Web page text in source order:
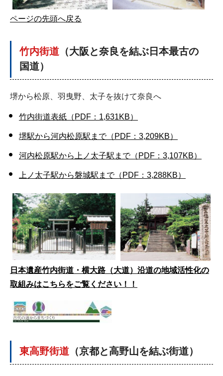
ページの先頭へ戻る
竹内街道 （大阪と奈良を結ぶ日本最古の
国道）
堺から松原、羽曳野、太子を抜けて奈良へ
竹内街道表紙（PDF：1,631KB）
堺駅から河内松原駅まで（PDF：3,209KB）
河内松原駅から上ノ太子駅まで（PDF：3,107KB）
上ノ太子駅から磐城駅まで（PDF：3,288KB）
日本遺産竹内街道・横大路（大道）沿道の地域活性化の
取組みはこちらをご覧ください！！
東高野街道 （京都と高野山を結ぶ街道）